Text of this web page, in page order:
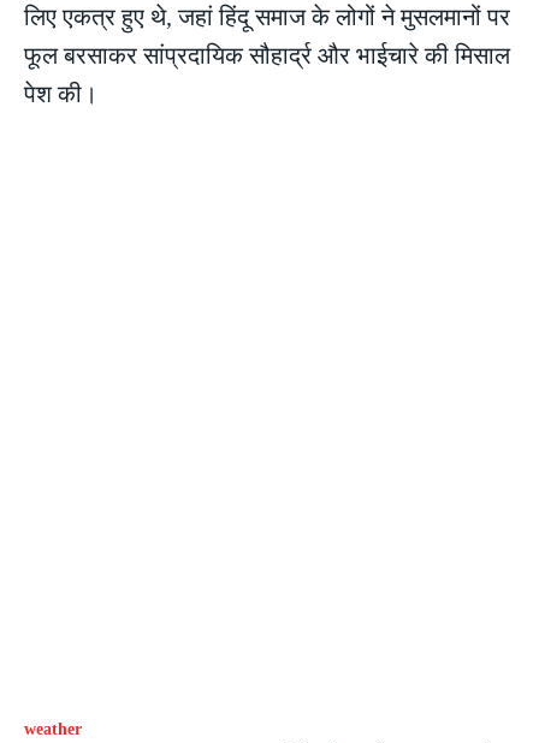
लिए एकत्र हुए थे, जहां हिंदू समाज के लोगों ने मुसलमानों पर
फूल बरसाकर सांप्रदायिक सौहार्द्र और भाईचारे की मिसाल
पेश की।
weather